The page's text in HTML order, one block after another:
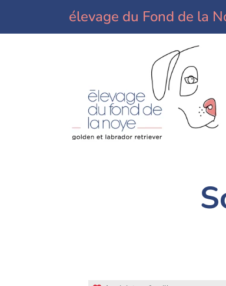
élevage du Fond de la